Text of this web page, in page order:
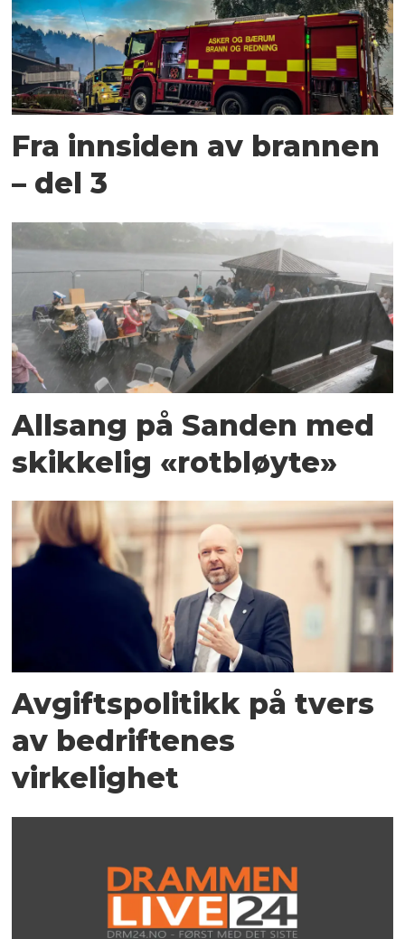
Fra innsiden av brannen
– del 3
Allsang på Sanden med
skikkelig «rotbløyte»
Avgiftspolitikk på tvers
av bedriftenes
virkelighet